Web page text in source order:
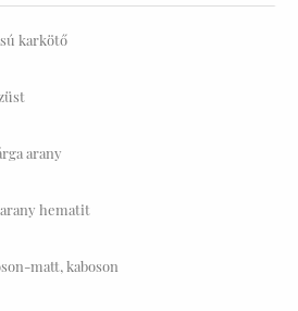
karkötő
arany
arany hematit
matt, kaboson